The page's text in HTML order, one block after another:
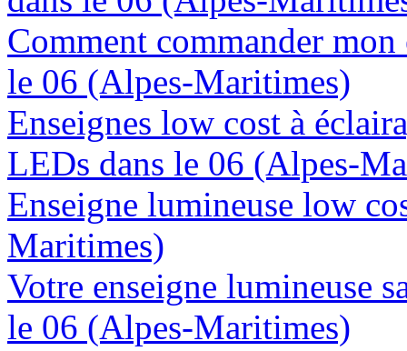
Comment commander
le 06 (Alpes-Maritimes)
Enseignes low cost à
LEDs dans le 06 (Alpes-
Enseigne lumineuse low
Maritimes)
Votre enseigne lumineuse
le 06 (Alpes-Maritimes)